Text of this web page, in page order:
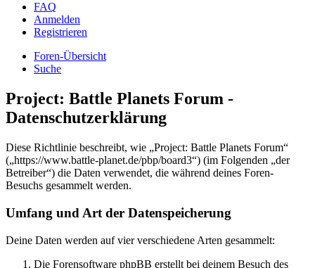
FAQ
Anmelden
Registrieren
Foren-Übersicht
Suche
Project: Battle Planets Forum -
Datenschutzerklärung
Diese Richtlinie beschreibt, wie „Project: Battle Planets Forum“
(„https://www.battle-planet.de/pbp/board3“) (im Folgenden „der
Betreiber“) die Daten verwendet, die während deines Foren-
Besuchs gesammelt werden.
Umfang und Art der Datenspeicherung
Deine Daten werden auf vier verschiedene Arten gesammelt:
Die Forensoftware phpBB erstellt bei deinem Besuch des